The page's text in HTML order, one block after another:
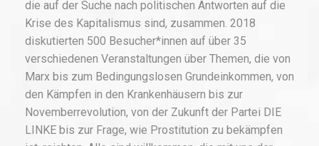
die auf der Suche nach politischen Antworten auf die
Krise des Kapitalismus sind, zusammen. 2018
diskutierten 500 Besucher*innen auf über 35
verschiedenen Veranstaltungen über Themen, die von
Marx bis zum Bedingungslosen Grundeinkommen, von
den Kämpfen in den Krankenhäusern bis zur
Novemberrevolution, von der Zukunft der Partei DIE
LINKE bis zur Frage, wie Prostitution zu bekämpfen